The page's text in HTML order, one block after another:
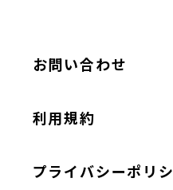
お問い合わせ
利用規約
プライバシーポリ